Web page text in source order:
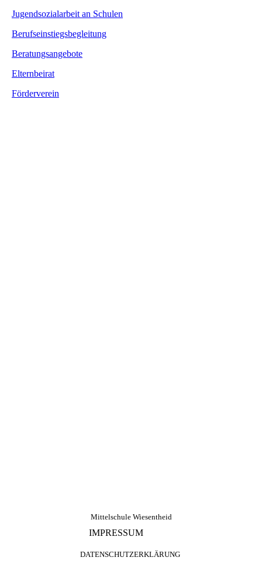
Jugendsozialarbeit an Schulen
Berufseinstiegsbegleitung
Beratungsangebote
Elternbeirat
Förderverein
Mittelschule Wiesentheid
IMPRESSUM
DATENSCHUTZERKLÄRUNG